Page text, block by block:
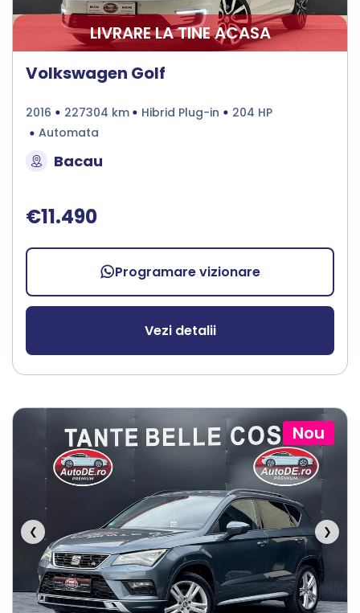
LIVRARE LA TINE ACASA
Volkswagen Golf
2016 227304 km Hibrid Plug-in
204 HP
Automata
Bacau
€11.490
Programare vizionare
Vezi detalii
Nou
❮ ❯